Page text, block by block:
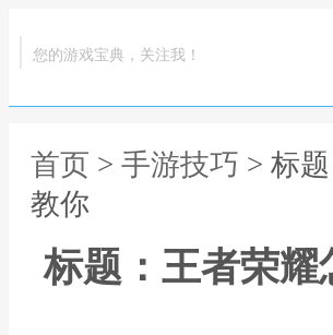
您的游戏宝典，关注我！
首页 > 手游技巧 > 标
教你
标题：王者荣